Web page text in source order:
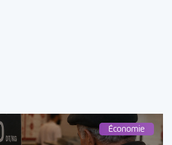
Économie